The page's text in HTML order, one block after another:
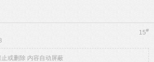
15#
或删除 内容自动屏蔽